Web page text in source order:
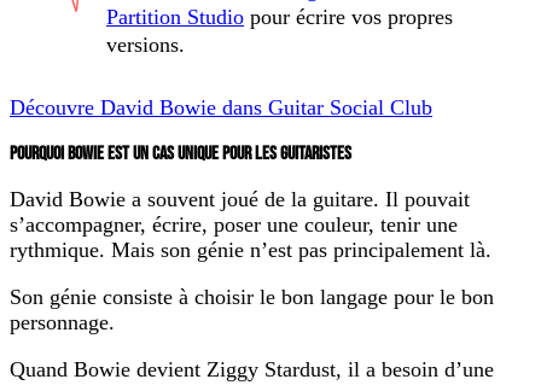
Partition Studio pour écrire vos propres
versions.
Découvre David Bowie dans Guitar Social Club
POURQUOI BOWIE EST UN CAS UNIQUE POUR LES GUITARISTES
David Bowie a souvent joué de la guitare. Il pouvait
s’accompagner, écrire, poser une couleur, tenir une
rythmique. Mais son génie n’est pas principalement là.
Son génie consiste à choisir le bon langage pour le bon
personnage.
Quand Bowie devient Ziggy Stardust, il a besoin d’une